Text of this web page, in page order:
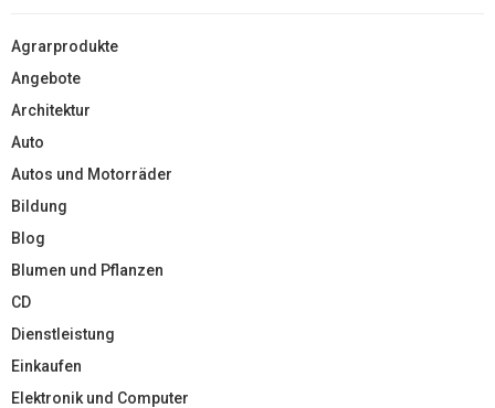
Agrarprodukte
Angebote
Architektur
Auto
Autos und Motorräder
Bildung
Blog
Blumen und Pflanzen
CD
Dienstleistung
Einkaufen
Elektronik und Computer